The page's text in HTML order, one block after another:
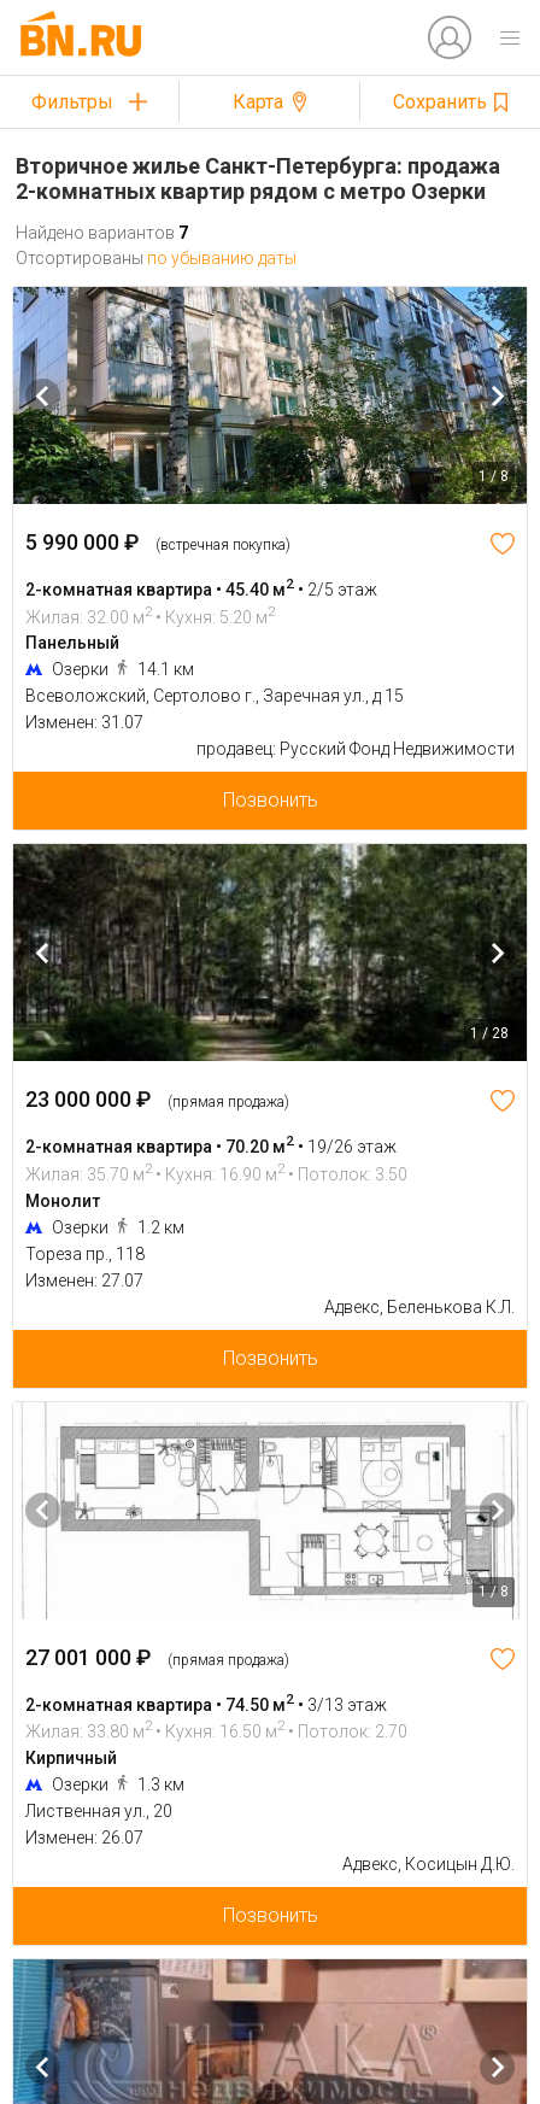
Фильтры Карта Сохранить
Вторичное жилье Санкт-Петербурга: продажа
2-комнатных квартир рядом с метро Озерки
Найдено вариантов 7
Отсортированы по убыванию даты
1 / 8
5 990 000 ₽ (встречная покупка)
2-комнатная квартира • 45.40 м2 • 2/5 этаж
Жилая: 32.00 м2 • Кухня: 5.20 м2
Панельный
Озерки
14.1 км
Всеволожский, Сертолово г., Заречная ул., д 15
Изменен: 31.07
продавец: Русский Фонд Недвижимости
Позвонить
1 / 28
23 000 000 ₽ (прямая продажа)
2-комнатная квартира • 70.20 м2 • 19/26 этаж
Жилая: 35.70 м2 • Кухня: 16.90 м2 • Потолок: 3.50
Монолит
Озерки
1.2 км
Тореза пр., 118
Изменен: 27.07
Адвекс, Беленькова К.Л.
Позвонить
1 / 8
27 001 000 ₽ (прямая продажа)
2-комнатная квартира • 74.50 м2 • 3/13 этаж
Жилая: 33.80 м2 • Кухня: 16.50 м2 • Потолок: 2.70
Кирпичный
Озерки
1.3 км
Лиственная ул., 20
Изменен: 26.07
Адвекс, Косицын Д.Ю.
Позвонить